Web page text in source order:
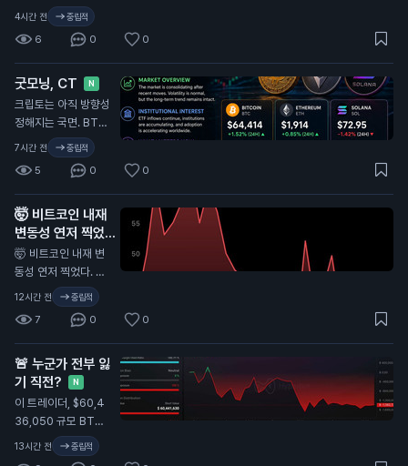
는 거 보자 🚀
4시간 전 중립적
6 0 0
굿모닝, CT N
크립토는 아직 방향성
정해지는 국면. BTC
는 약 $64.4K로 24
시간 기준 +1.5%. ET
H는 약 $1.91K, SOL
은 약 $73로, 단기적
으로는 SOL이 더 약
세. BTC가 시장을 받
쳐주고, ETH는 탄탄
하게 버티는 중, SOL
은 모멘텀을 되찾아야
함. 패닉 금지. 추격 금
지. 유동성, 거래량, 주
요 지지선 체크. 다음
큰 움직임은 감정이
아니라 준비한 사람에
게 보상함. 인내하고,
정보 챙기자. DYOR.
7시간 전 중립적
5 0 0
🤯 비트코인 내재
변동성 연저 찍었다.
이게 뭔 뜻인지 알지
N
🤯 비트코인 내재 변
동성 연저 찍었다. 이
게 뭔 뜻인지 알지...
12시간 전 중립적
7 0 0
🚨 누군가 전부 잃
기 직전?
N
이 트레이더, $60,4
36,050 규모 BTC
숏 잡음. 청산가: $6
5,313.1 — 올청산까
13시간 전 중립적